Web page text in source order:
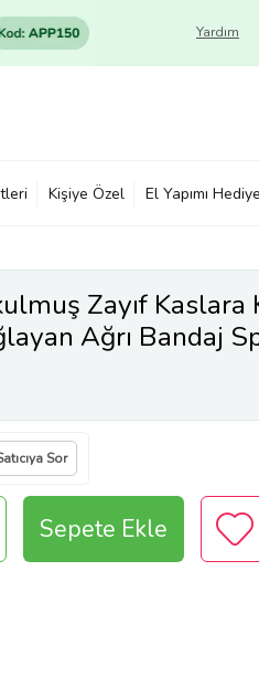
Yardım
Kişiye Özel El Yapımı Hediye
Zayıf Kaslara
Ağrı Bandaj
Sor
Sepete Ekle